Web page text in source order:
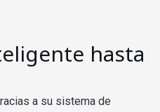
hasta
a su sistema de